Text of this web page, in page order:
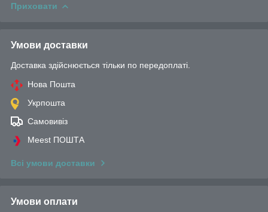
Приховати
Умови доставки
Доставка здійснюється тільки по передоплаті.
Нова Пошта
Укрпошта
Самовивіз
Meest ПОШТА
Всі умови доставки
Умови оплати